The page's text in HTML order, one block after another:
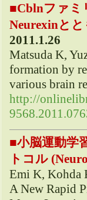
■Cblnファミ
Neurexinと
2011.1.26
Matsuda K,
formation by
various brain
http://
■小脳運動学
トコル
Emi K, Kohda
A New Rapid